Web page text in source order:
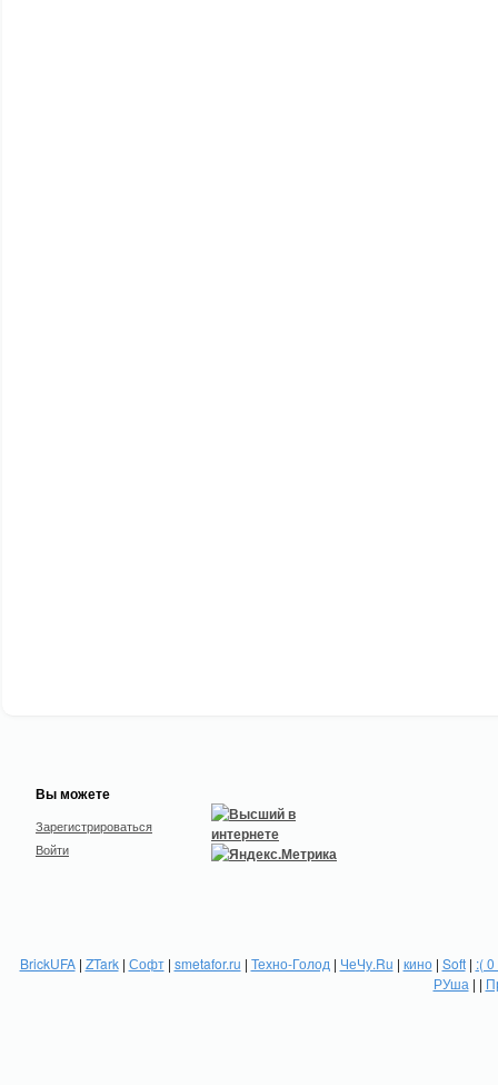
Вы можете
Зарегистрироваться
Войти
BrickUFA| ZTark| Софт| smetafor.ru | Техно-Голод | ЧеЧу.Ru | кино| Soft| :(
РУша | |